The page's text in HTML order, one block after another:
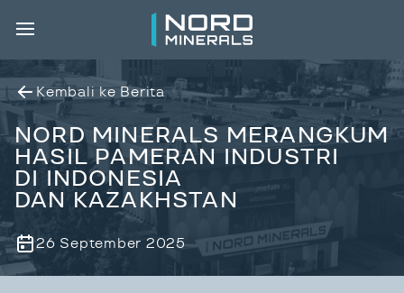
Kembali ke Berita
NORD MINERALS MERANGKUM
HASIL PAMERAN INDUSTRI
DI INDONESIA
DAN KAZAKHSTAN
26 September 2025